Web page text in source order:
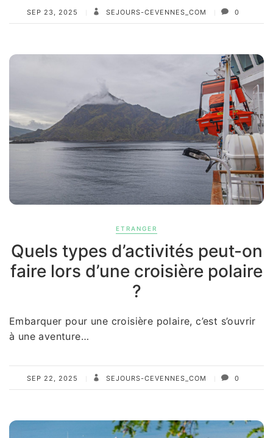
SEP 23, 2025 SEJOURS-CEVENNES_COM 0
ETRANGER
Quels types d’activités peut-on
faire lors d’une croisière polaire
?
Embarquer pour une croisière polaire, c’est s’ouvrir
à une aventure…
SEP 22, 2025 SEJOURS-CEVENNES_COM 0